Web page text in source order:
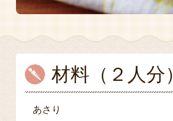
材料（２人分）
あさり